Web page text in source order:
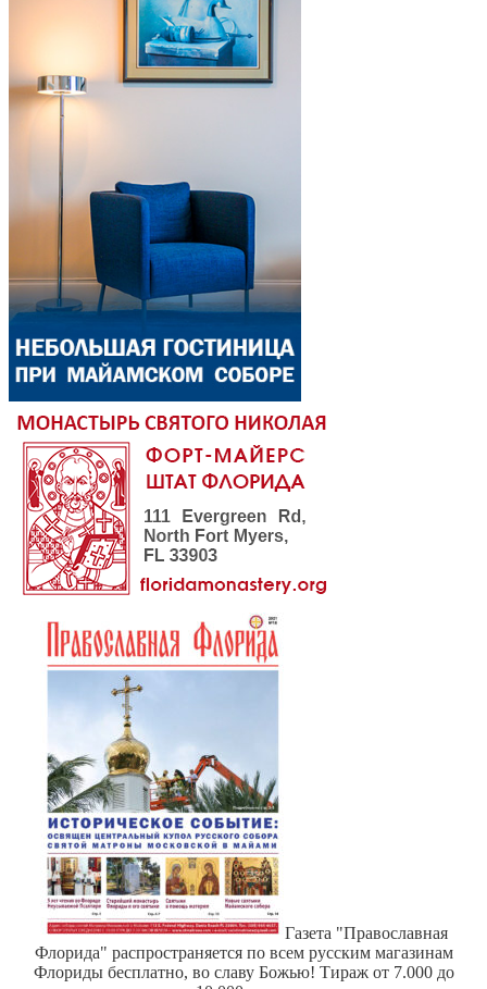
Газета "Православная
Флорида" распространяется по всем русским магазинам
Флориды бесплатно, во славу Божью! Тираж от 7.000 до